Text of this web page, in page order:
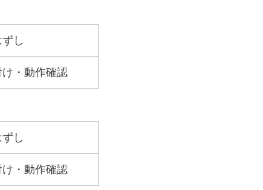
し
・動作確認
し
・動作確認